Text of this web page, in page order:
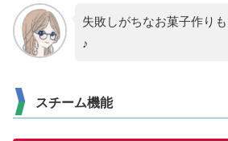
失敗しがちなお菓子作り
♪
スチーム機能